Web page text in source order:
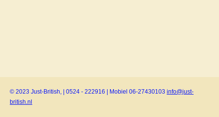
© 2023 Just-British, | 0524 - 222916 | Mobiel 06-27430103 info@just-
british.nl